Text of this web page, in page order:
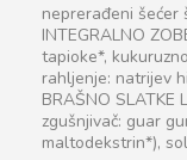
neprerađeni šećer
INTEGRALNO
tapioke*,
rahljenje: natrijev
BRAŠNO SLATKE
zgušnjivač: guar
maltodekstrin*),